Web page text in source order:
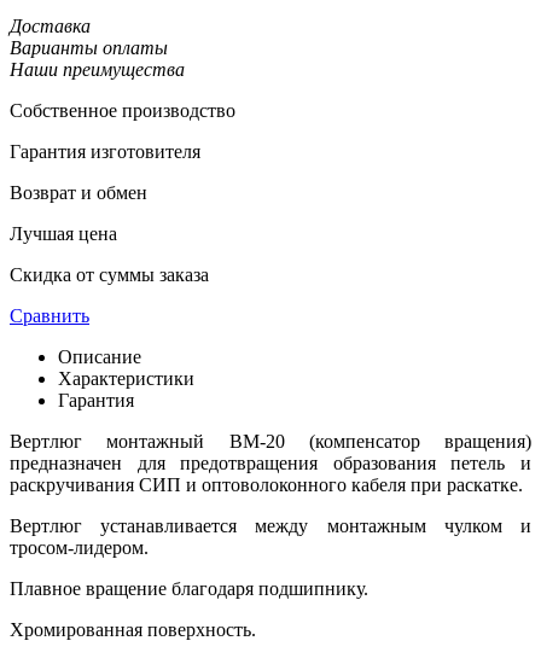
Доставка
Варианты оплаты
Наши преимущества
Собственное производство
Гарантия изготовителя
Возврат и обмен
Лучшая цена
Скидка от суммы заказа
Сравнить
Описание
Характеристики
Гарантия
Вертлюг монтажный ВМ-20 (компенсатор вращения)
предназначен для предотвращения образования петель и
раскручивания СИП и оптоволоконного кабеля при раскатке.
Вертлюг устанавливается между монтажным чулком и
тросом-лидером.
Плавное вращение благодаря подшипнику.
Хромированная поверхность.